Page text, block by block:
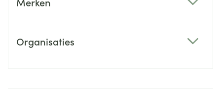
Organisaties